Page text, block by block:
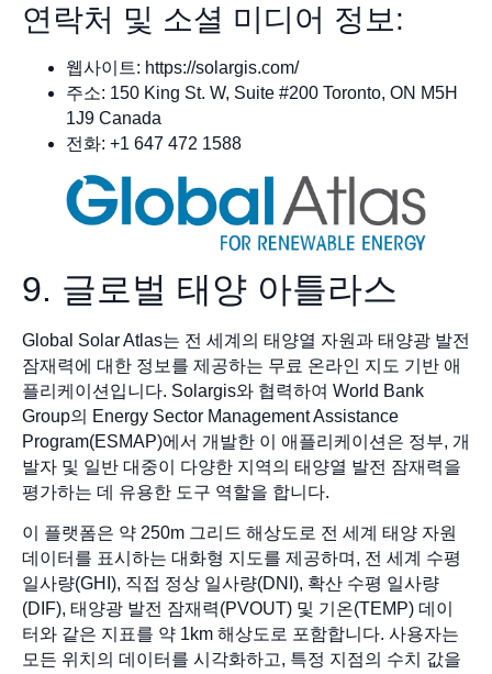
연락처 및 소셜 미디어 정보:
웹사이트: https://solargis.com/
주소: 150 King St. W, Suite #200 Toronto, ON M5H
1J9 Canada
전화: +1 647 472 1588
9. 글로벌 태양 아틀라스
Global Solar Atlas는 전 세계의 태양열 자원과 태양광 발전
잠재력에 대한 정보를 제공하는 무료 온라인 지도 기반 애
플리케이션입니다. Solargis와 협력하여 World Bank
Group의 Energy Sector Management Assistance
Program(ESMAP)에서 개발한 이 애플리케이션은 정부, 개
발자 및 일반 대중이 다양한 지역의 태양열 발전 잠재력을
평가하는 데 유용한 도구 역할을 합니다.
이 플랫폼은 약 250m 그리드 해상도로 전 세계 태양 자원
데이터를 표시하는 대화형 지도를 제공하며, 전 세계 수평
일사량(GHI), 직접 정상 일사량(DNI), 확산 수평 일사량
(DIF), 태양광 발전 잠재력(PVOUT) 및 기온(TEMP) 데이
터와 같은 지표를 약 1km 해상도로 포함합니다. 사용자는
모든 위치의 데이터를 시각화하고, 특정 지점의 수치 값을